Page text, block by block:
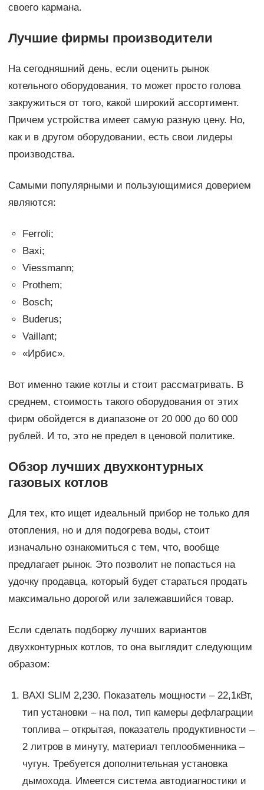
своего кармана.
Лучшие фирмы производители
На сегодняшний день, если оценить рынок
котельного оборудования, то может просто голова
закружиться от того, какой широкий ассортимент.
Причем устройства имеет самую разную цену. Но,
как и в другом оборудовании, есть свои лидеры
производства.
Самыми популярными и пользующимися доверием
являются:
Ferroli;
Baxi;
Viessmann;
Prothem;
Bosch;
Buderus;
Vaillant;
«Ирбис».
Вот именно такие котлы и стоит рассматривать. В
среднем, стоимость такого оборудования от этих
фирм обойдется в диапазоне от 20 000 до 60 000
рублей. И то, это не предел в ценовой политике.
Обзор лучших двухконтурных
газовых котлов
Для тех, кто ищет идеальный прибор не только для
отопления, но и для подогрева воды, стоит
изначально ознакомиться с тем, что, вообще
предлагает рынок. Это позволит не попасться на
удочку продавца, который будет стараться продать
максимально дорогой или залежавшийся товар.
Если сделать подборку лучших вариантов
двухконтурных котлов, то она выглядит следующим
образом:
BAXI SLIM 2,230. Показатель мощности – 22,1кВт,
тип установки – на пол, тип камеры дефлаграции
топлива – открытая, показатель продуктивности –
2 литров в минуту, материал теплообменника –
чугун. Требуется дополнительная установка
дымохода. Имеется система автодиагностики и